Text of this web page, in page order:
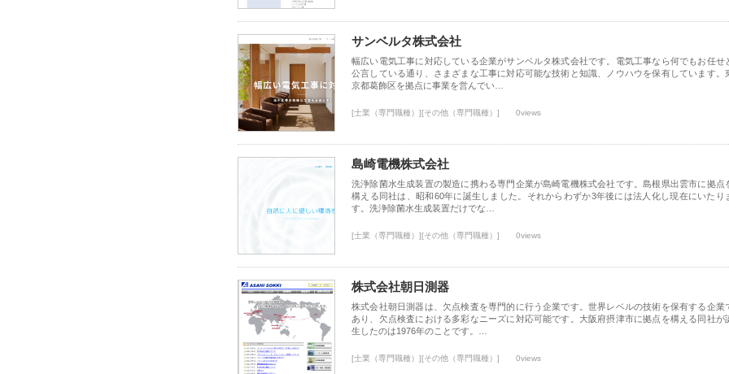
サンベルタ株式会社
幅広い電気工事に対応している企業がサンベルタ株式会社です。電気工事なら何でもお任せ
公言している通り、さまざまな工事に対応可能な技術と知識、ノウハウを保有しています。
京都葛飾区を拠点に事業を営んでい…
[士業（専門職種）][その他（専門職種）] 0views
島崎電機株式会社
洗浄除菌水生成装置の製造に携わる専門企業が島崎電機株式会社です。島根県出雲市に拠点
構える同社は、昭和60年に誕生しました。それからわずか3年後には法人化し現在にいたり
す。洗浄除菌水生成装置だけでな…
[士業（専門職種）][その他（専門職種）] 0views
株式会社朝日測器
株式会社朝日測器は、欠点検査を専門的に行う企業です。世界レベルの技術を保有する企業
あり、欠点検査における多彩なニーズに対応可能です。大阪府摂津市に拠点を構える同社が
生したのは1976年のことです。…
[士業（専門職種）][その他（専門職種）] 0views